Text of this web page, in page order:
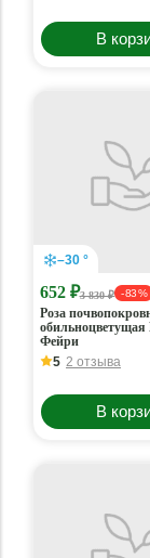
В
–30 °
652 ₽3 830 ₽ - 83 %
Роза
обильноцветущая
Фейри
5 2 отзыва
В